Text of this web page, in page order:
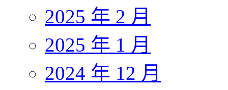
2025 年 2 月
2025 年 1 月
2024 年 12 月